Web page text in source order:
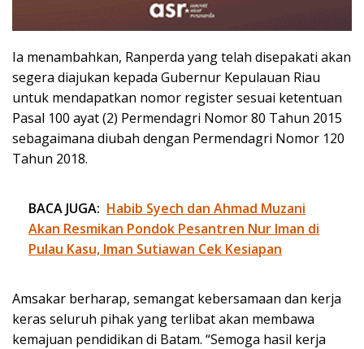
Ia menambahkan, Ranperda yang telah disepakati akan
segera diajukan kepada Gubernur Kepulauan Riau
untuk mendapatkan nomor register sesuai ketentuan
Pasal 100 ayat (2) Permendagri Nomor 80 Tahun 2015
sebagaimana diubah dengan Permendagri Nomor 120
Tahun 2018.
BACA JUGA: Habib Syech dan Ahmad Muzani
Akan Resmikan Pondok Pesantren Nur Iman di
Pulau Kasu, Iman Sutiawan Cek Kesiapan
Amsakar berharap, semangat kebersamaan dan kerja
keras seluruh pihak yang terlibat akan membawa
kemajuan pendidikan di Batam. “Semoga hasil kerja